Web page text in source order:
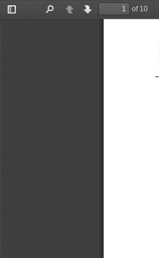
Toggle
PreviousNext
of 10